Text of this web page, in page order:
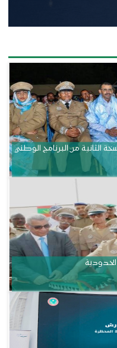
الثانية من البرنامج الوطني
الحدودية